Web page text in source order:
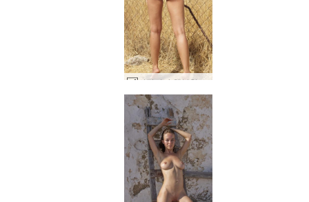
나탈리아 행복한 알몸 #18